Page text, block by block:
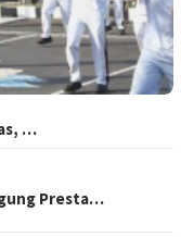
…
Presta…